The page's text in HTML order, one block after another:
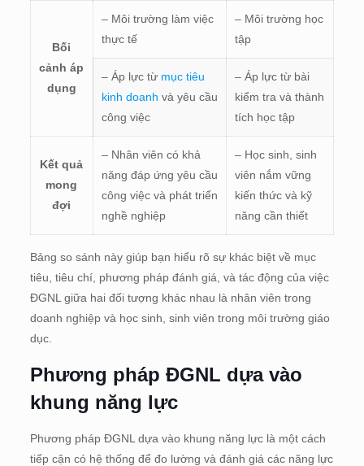
Bối
cảnh áp
dụng
– Môi trường làm việc
thực tế
– Môi trường học
tập
– Áp lực từ mục tiêu
kinh doanh và yêu cầu
công việc
– Áp lực từ bài
kiểm tra và thành
tích học tập
Kết quả
mong
đợi
– Nhân viên có khả
năng đáp ứng yêu cầu
công việc và phát triển
nghề nghiệp
– Học sinh, sinh
viên nắm vững
kiến thức và kỹ
năng cần thiết
Bảng so sánh này giúp bạn hiểu rõ sự khác biệt về mục
tiêu, tiêu chí, phương pháp đánh giá, và tác động của việc
ĐGNL giữa hai đối tượng khác nhau là nhân viên trong
doanh nghiệp và học sinh, sinh viên trong môi trường giáo
dục.
Phương pháp ĐGNL dựa vào
khung năng lực
Phương pháp ĐGNL dựa vào khung năng lực là một cách
tiếp cận có hệ thống để đo lường và đánh giá các năng lực